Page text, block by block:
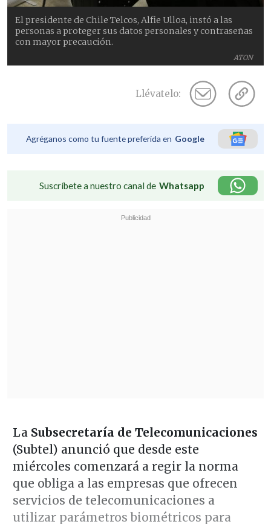
ATON
El presidente de Chile Telcos, Alfie Ulloa, instó a las
personas a proteger sus datos personales y contraseñas
con mayor precaución.
Llévatelo:
Agréganos como tu fuente preferida en Google
Suscríbete a nuestro canal de Whatsapp
La Subsecretaría de Telecomunicaciones
(Subtel) anunció que desde este
miércoles comenzará a regir la norma
que obliga a las empresas que ofrecen
servicios de telecomunicaciones a
utilizar parámetros biométricos para